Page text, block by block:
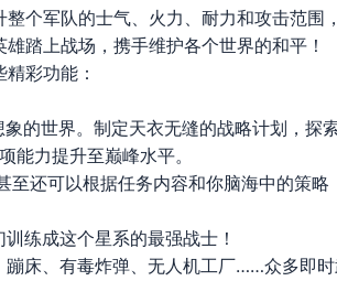
个军队的士气、火力、耐力和攻击范围
踏上战场，携手维护各个世界的和平！
彩功能：
的世界。制定天衣无缝的战略计划，探
能力提升至巅峰水平。
还可以根据任务内容和你脑海中的策
练成这个星系的最强战士！
床、有毒炸弹、无人机工厂……众多即